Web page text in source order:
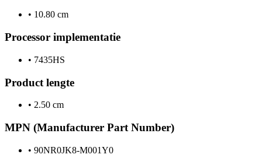
• 10.80 cm
Processor implementatie
• 7435HS
Product lengte
• 2.50 cm
MPN (Manufacturer Part Number)
• 90NR0JK8-M001Y0